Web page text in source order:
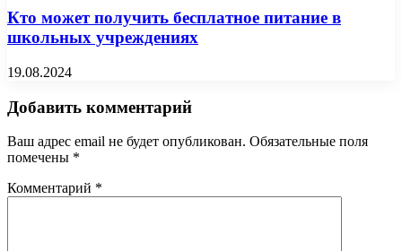
Кто может получить бесплатное питание в
школьных учреждениях
19.08.2024
Добавить комментарий
Ваш адрес email не будет опубликован. Обязательные поля
помечены *
Комментарий *